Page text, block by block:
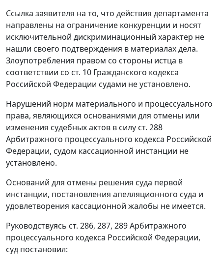
Ссылка заявителя на то, что действия департамента
направлены на ограничение конкуренции и носят
исключительной дискриминационный характер не
нашли своего подтверждения в материалах дела.
Злоупотребления правом со стороны истца в
соответствии со ст. 10 Гражданского кодекса
Российской Федерации судами не установлено.
Нарушений норм материального и процессуального
права, являющихся основаниями для отмены или
изменения судебных актов в силу ст. 288
Арбитражного процессуального кодекса Российской
Федерации, судом кассационной инстанции не
установлено.
Оснований для отмены решения суда первой
инстанции, постановления апелляционного суда и
удовлетворения кассационной жалобы не имеется.
Руководствуясь ст. 286, 287, 289Арбитражного
процессуального кодекса Российской Федерации,
суд постановил: